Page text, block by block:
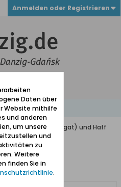
Anmelden oder Registrieren
Weichsel und Nogat) und Haff
Daten über
Website mithilfe
und anderen
um unsere
und
zu
Weitere
finden Sie in
.